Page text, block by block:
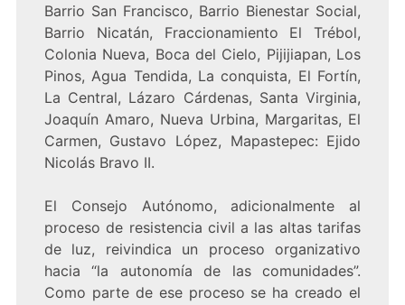
Barrio San Francisco, Barrio Bienestar Social,
Barrio Nicatán, Fraccionamiento El Trébol,
Colonia Nueva, Boca del Cielo, Pijijiapan, Los
Pinos, Agua Tendida, La conquista, El Fortín,
La Central, Lázaro Cárdenas, Santa Virginia,
Joaquín Amaro, Nueva Urbina, Margaritas, El
Carmen, Gustavo López, Mapastepec: Ejido
Nicolás Bravo II.
El Consejo Autónomo, adicionalmente al
proceso de resistencia civil a las altas tarifas
de luz, reivindica un proceso organizativo
hacia “la autonomía de las comunidades”.
Como parte de ese proceso se ha creado el